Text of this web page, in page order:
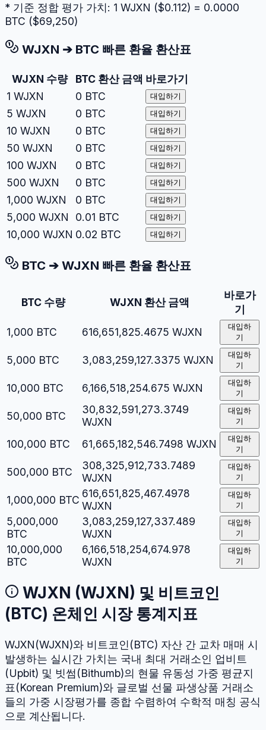
* 기준 정합 평가 가치: 1 WJXN ($0.112) = 0.0000
BTC ($69,250)
WJXN ➔ BTC 빠른 환율 환산표
WJXN 수량 BTC 환산 금액 바로가기
1 WJXN 0 BTC 대입하기
5 WJXN 0 BTC 대입하기
10 WJXN 0 BTC 대입하기
50 WJXN 0 BTC 대입하기
100 WJXN 0 BTC 대입하기
500 WJXN 0 BTC 대입하기
1,000 WJXN 0 BTC 대입하기
5,000 WJXN 0.01 BTC 대입하기
10,000 WJXN 0.02 BTC 대입하기
BTC ➔ WJXN 빠른 환율 환산표
BTC수량 WJXN 환산 금액
바로가
기
1,000 BTC 616,651,825.4675 WJXN
대입하
기
5,000 BTC 3,083,259,127.3375 WJXN
대입하
기
10,000 BTC 6,166,518,254.675 WJXN
대입하
기
50,000 BTC
30,832,591,273.3749
WJXN
대입하
기
100,000 BTC 61,665,182,546.7498 WJXN
대입하
기
500,000 BTC
308,325,912,733.7489
WJXN
대입하
기
1,000,000 BTC
616,651,825,467.4978
WJXN
대입하
기
5,000,000
BTC
3,083,259,127,337.489
WJXN
대입하
기
10,000,000
BTC
6,166,518,254,674.978
WJXN
대입하
기
WJXN (WJXN ) 및 비트코인
( BTC) 온체인 시장 통계지표
WJXN(WJXN)와 비트코인 (BTC) 자산 간 교차 매매 시
발생하는 실시간 가치는 국내 최대 거래소인 업비트
(Upbit) 및 빗썸(Bithumb)의 현물 유동성 가중 평균지
표(Korean Premium)와 글로벌 선물 파생상품 거래소
들의 가중 시장평가를 종합 수렴하여 수학적 매칭 공식
으로 계산됩니다.